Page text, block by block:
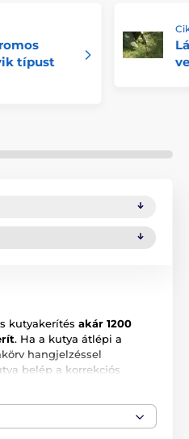
típust
kutyakerítés akár 1200
. Ha a kutya átlépi a
hangjelzéssel
belép a korrekciós
, vagy maximum 30
kerítésen vagy falon